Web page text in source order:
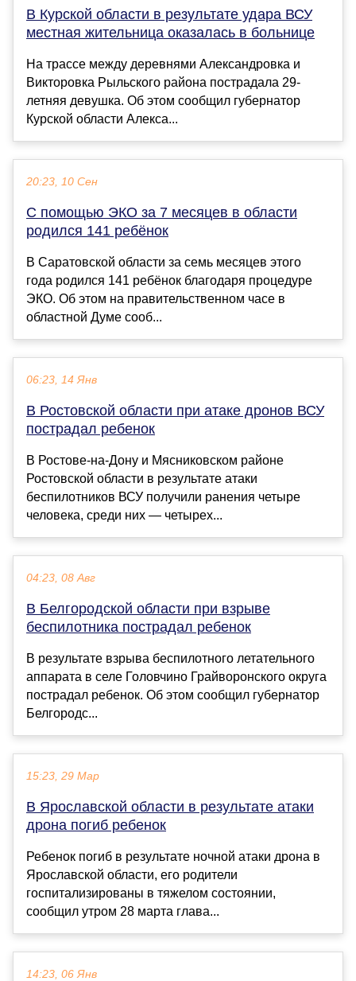
В Курской области в результате удара ВСУ
местная жительница оказалась в больнице
На трассе между деревнями Александровка и
Викторовка Рыльского района пострадала 29-
летняя девушка. Об этом сообщил губернатор
Курской области Алекса...
20:23, 10 Сен
С помощью ЭКО за 7 месяцев в области
родился 141 ребёнок
В Саратовской области за семь месяцев этого
года родился 141 ребёнок благодаря процедуре
ЭКО. Об этом на правительственном часе в
областной Думе сооб...
06:23, 14 Янв
В Ростовской области при атаке дронов ВСУ
пострадал ребенок
В Ростове-на-Дону и Мясниковском районе
Ростовской области в результате атаки
беспилотников ВСУ получили ранения четыре
человека, среди них — четырех...
04:23, 08 Авг
В Белгородской области при взрыве
беспилотника пострадал ребенок
В результате взрыва беспилотного летательного
аппарата в селе Головчино Грайворонского округа
пострадал ребенок. Об этом сообщил губернатор
Белгородс...
15:23, 29 Мар
В Ярославской области в результате атаки
дрона погиб ребенок
Ребенок погиб в результате ночной атаки дрона в
Ярославской области, его родители
госпитализированы в тяжелом состоянии,
сообщил утром 28 марта глава...
14:23, 06 Янв